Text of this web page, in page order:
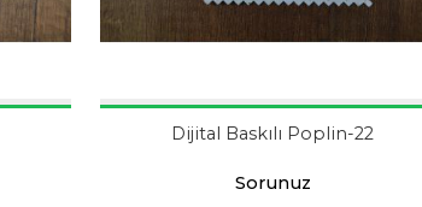
Dijital Baskılı Poplin-22
Sorunuz